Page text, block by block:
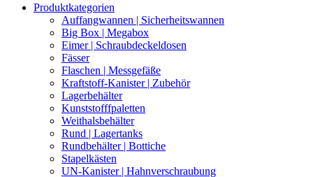
Produktkategorien
Auffangwannen | Sicherheitswannen
Big Box | Megabox
Eimer | Schraubdeckeldosen
Fässer
Flaschen | Messgefäße
Kraftstoff-Kanister | Zubehör
Lagerbehälter
Kunststofffpaletten
Weithalsbehälter
Rund | Lagertanks
Rundbehälter | Bottiche
Stapelkästen
UN-Kanister | Hahnverschraubung